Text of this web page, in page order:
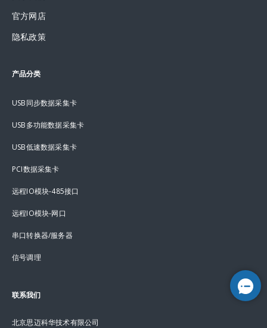
官方网店
隐私政策
产品分类
USB同步数据采集卡
USB多功能数据采集卡
USB低速数据采集卡
PCI数据采集卡
远程IO模块-485接口
远程IO模块-网口
串口转换器/服务器
信号调理
联系我们
北京思迈科华技术有限公司